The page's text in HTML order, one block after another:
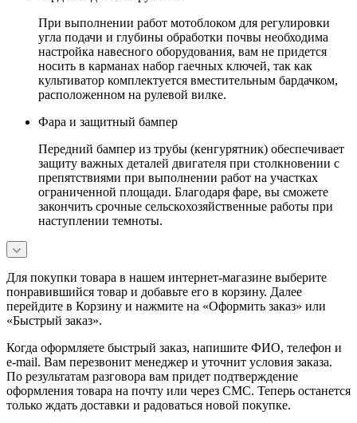
При выполнении работ мотоблоком для регулировки
угла подачи и глубины обработки почвы необходима
настройка навесного оборудования, вам не придется
носить в карманах набор гаечных ключей, так как
культиватор комплектуется вместительным бардачком,
расположенном на рулевой вилке.
Фара и защитный бампер
Передний бампер из трубы (кенгурятник) обеспечивает
защиту важных деталей двигателя при столкновении с
препятствиями при выполнении работ на участках
ограниченной площади. Благодаря фаре, вы сможете
закончить срочные сельскохозяйственные работы при
наступлении темноты.
Для покупки товара в нашем интернет-магазине выберите
понравившийся товар и добавьте его в корзину. Далее
перейдите в Корзину и нажмите на «Оформить заказ» или
«Быстрый заказ».
Когда оформляете быстрый заказ, напишите ФИО, телефон и
e-mail. Вам перезвонит менеджер и уточнит условия заказа.
По результатам разговора вам придет подтверждение
оформления товара на почту или через СМС. Теперь останется
только ждать доставки и радоваться новой покупке.